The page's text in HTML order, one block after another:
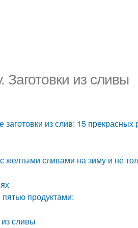
Заготовки из сливы
из слив: 15 прекрасных
желтыми сливами на зиму и не
продуктами:
сливы